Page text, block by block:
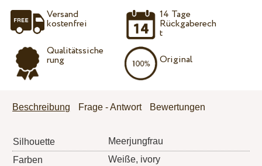
Versand
kostenfrei
Qualitätssiche
rung
14 Tage
Rückgaberech
t
Original
Beschreibung Frage - Antwort Bewertungen
Silhouette
Meerjungfrau
Farben
Weiße, ivory